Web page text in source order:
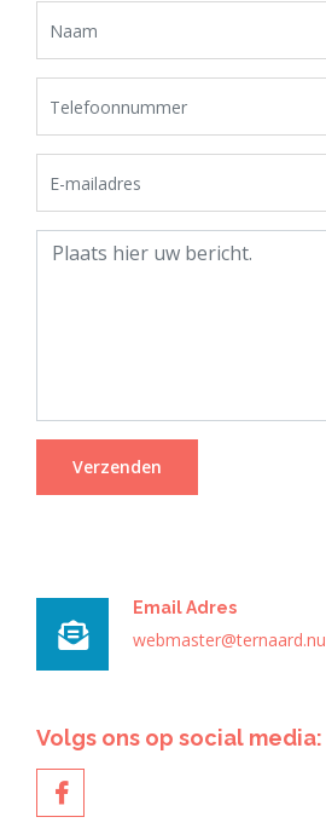
Email Adres
webmaster@ternaard.nu
Volgs ons op social media: